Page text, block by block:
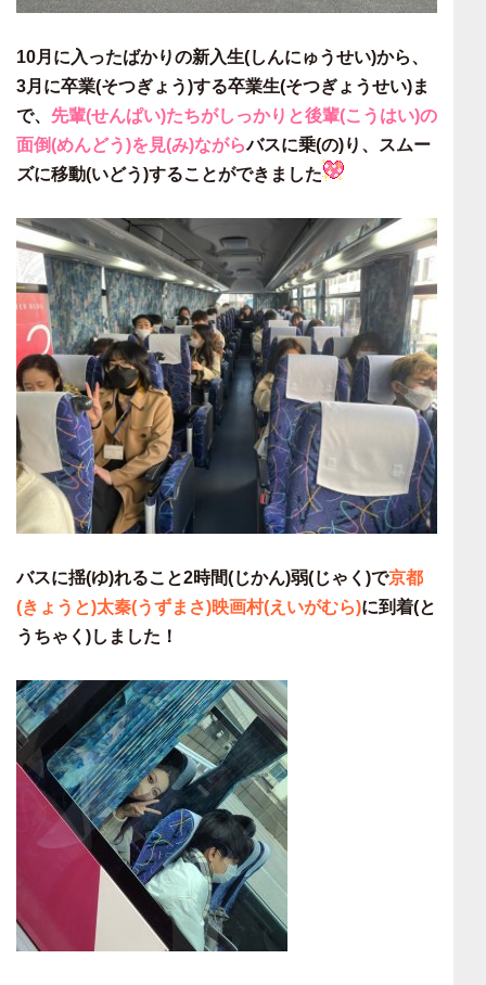
10月に入ったばかりの新入生(しんにゅうせい)から、
3月に卒業(そつぎょう)する卒業生(そつぎょうせい)ま
で、 先輩(せんぱい)たちがしっかりと後輩(こうはい)の
面倒(めんどう)を見(み)ながらバスに乗(の)り、スムー
ズに移動(いどう)することができました
バスに揺(ゆ)れること2時間(じかん)弱(じゃく)で京都
(きょうと)太秦(うずまさ)映画村(えいがむら)に到着(と
うちゃく)しました！